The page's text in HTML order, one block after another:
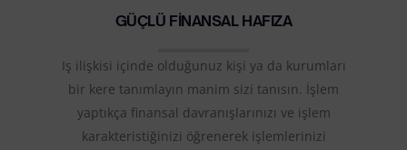
GÜÇLÜ FİNANSAL HAFIZA
Iş ilişkisi içinde olduğunuz kişi ya da kurumları
bir kere tanımlayın manim sizi tanısın. İşlem
yaptıkça finansal davranışlarınızı ve işlem
karakteristiğinizi öğrenerek işlemlerinizi